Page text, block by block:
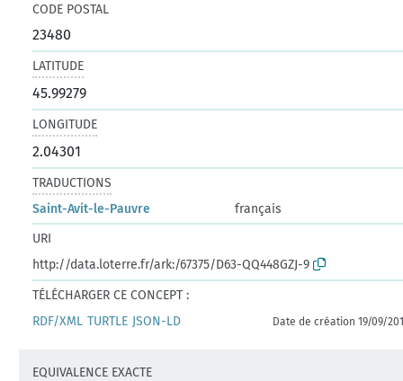
CODE POSTAL
23480
LATITUDE
45.99279
LONGITUDE
2.04301
TRADUCTIONS
Saint-Avit-le-Pauvre
français
URI
http://data.loterre.fr/ark:/67375/D63-QQ448GZJ-9
TÉLÉCHARGER CE CONCEPT :
RDF/XML TURTLE JSON-LD Date de création 19/09/
EQUIVALENCE EXACTE